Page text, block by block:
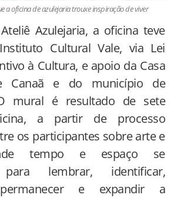
a oficina de azulejaria trouxe inspiração de viver
Azulejaria, a oficina teve
Cultural Vale, via Lei
à Cultura, e apoio da Casa
Canaã e do município de
mural é resultado de sete
a partir de processo
os participantes sobre arte e
tempo e espaço se
para lembrar, identificar,
e expandir a